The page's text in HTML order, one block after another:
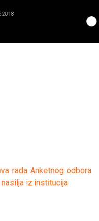
2018
rada Anketnog odbora
iz institucija